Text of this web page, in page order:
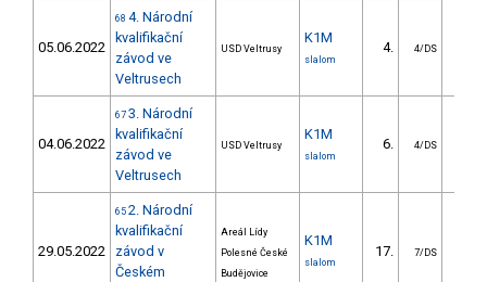
05.06.2022
68 4. Národní
kvalifikační
závod ve
Veltrusech
USD Veltrusy
K1M
slalom
4. 4/DS
04.06.2022
67 3. Národní
kvalifikační
závod ve
Veltrusech
USD Veltrusy
K1M
slalom
6. 4/DS
29.05.2022
65 2. Národní
kvalifikační
závod v
Českém
Areál Lídy
Polesné České
Budějovice
K1M
slalom
17. 7/DS